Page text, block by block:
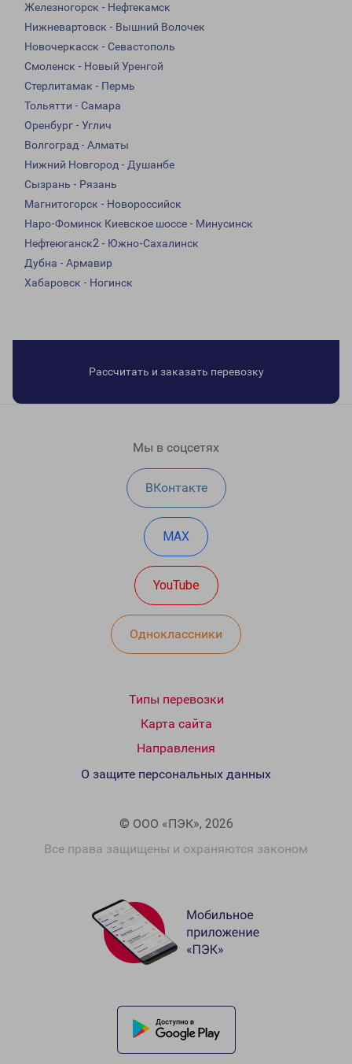
Железногорск - Нефтекамск
Нижневартовск - Вышний Волочек
Новочеркасск - Севастополь
Смоленск - Новый Уренгой
Стерлитамак - Пермь
Тольятти - Самара
Оренбург - Углич
Волгоград - Алматы
Нижний Новгород - Душанбе
Сызрань - Рязань
Магнитогорск - Новороссийск
Наро-Фоминск Киевское шоссе - Минусинск
Нефтеюганск2 - Южно-Сахалинск
Дубна - Армавир
Хабаровск - Ногинск
Рассчитать и заказать перевозку
Мы в соцсетях
ВКонтакте
MAX
YouTube
Одноклассники
Типы перевозки
Карта сайта
Направления
© ООО «ПЭК», 2026
Все права защищены и охраняются законом
О защите персональных данных